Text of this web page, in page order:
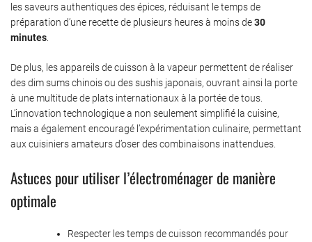
les saveurs authentiques des épices, réduisant le temps de
préparation d’une recette de plusieurs heures à moins de30
minutes
De plus, les appareils de cuisson à la vapeur permettent de réaliser
des dim sums chinois ou des sushis japonais, ouvrant ainsi la porte
à une multitude de plats internationaux à la portée de tous.
L’innovation technologique a non seulement simplifié la cuisine,
mais a également encouragé l’expérimentation culinaire, permettant
aux cuisiniers amateurs d’oser des combinaisons inattendues.
Astuces pour utiliser l’électroménager de manière
optimale
Respecter les temps de cuisson recommandés pour